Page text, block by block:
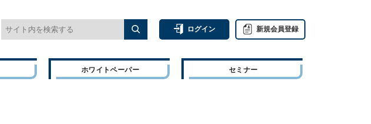
ログイン 新規会員登録
ホワイトペーパー セミナー